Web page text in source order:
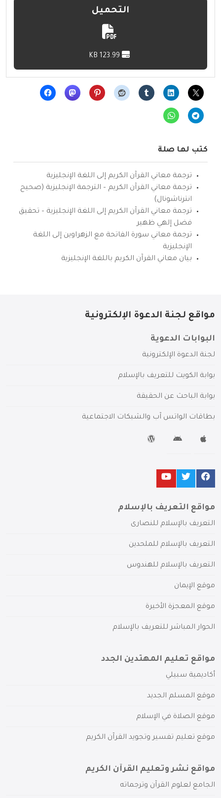
التحميل
كتب لها صلة
ترجمة معاني القرآن الكريم إلى اللغة الإنجليزية
ترجمة معاني القرآن الكريم – الترجمة الإنجليزية (صحيح
انترناشونال)
ترجمة معاني القرآن الكريم إلى اللغة الإنجليزية – تحقيق
فضل إلهي ظهير
ترجمة معاني سورة الفاتحة مع الزهراوين إلى اللغة
الإنجليزية
بيان معاني القرآن الكريم باللغة الإنجليزية
مواقع لجنة الدعوة الإلكترونية
البوابات الدعوية
لجنة الدعوة الإلكترونية
بوابة الكويت للتعريف بالإسلام
بوابة الباحث عن الحقيقة
بطاقات الواتس آب والشبكات الاجتماعية
مواقع التعريف بالإسلام
التعريف بالإسلام للنصارى
التعريف بالإسلام للملحدين
التعريف بالإسلام للهندوس
موقع الإيمان
موقع المعجزة الأخيرة
الحوار المباشر للتعريف بالإسلام
مواقع تعليم المهتدين الجدد
أكاديمية سبيلي
موقع المسلم الجديد
موقع الصلاة في الإسلام
موقع تعليم تفسير وتجويد القرآن الكريم
مواقع نشر وتعليم القرآن الكريم
الجامع لعلوم القرآن وترجماته